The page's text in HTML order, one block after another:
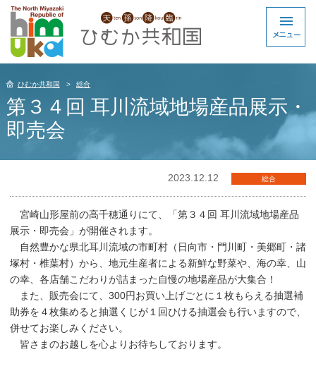
ひむか共和国 総合
第３４回 耳川流域地場産品展示・
即売会
2023.12.12 総合
宮崎山形屋前の高千穂通りにて、「第３４回 耳川流域地場産品
展示・即売会」が開催されます。
自然豊かな県北耳川流域の市町村（日向市・門川町・美郷町・諸
塚村・椎葉村）から、地元生産者による新鮮な野菜や、海の幸、山
の幸、各店舗こだわりが詰まった自慢の地場産品が大集合！
また、販売会にて、300円お買い上げごとに１枚もらえる抽選補
助券を４枚集めると抽選くじが１回ひける抽選会も行いますので、
併せてお楽しみください。
皆さまのお越しを心よりお待ちしております。